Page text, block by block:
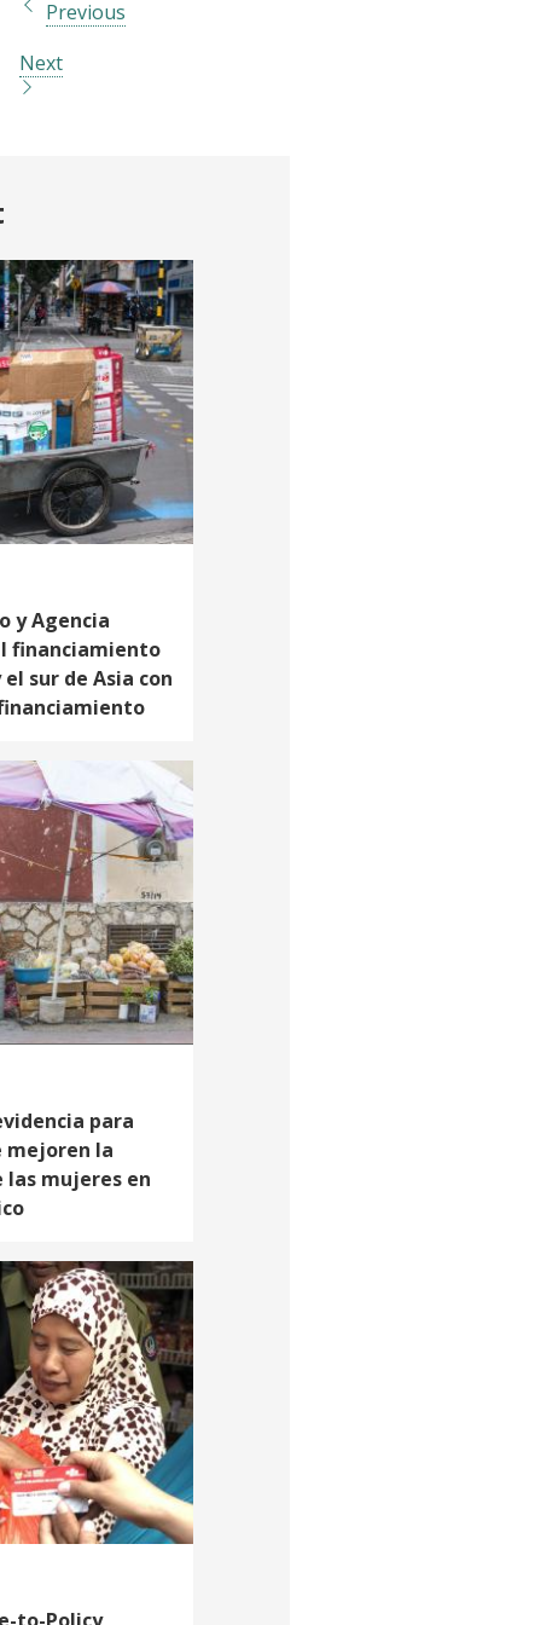
Previous
Next
y Agencia
financiamiento
sur de Asia con
para
mejoren la
las mujeres en